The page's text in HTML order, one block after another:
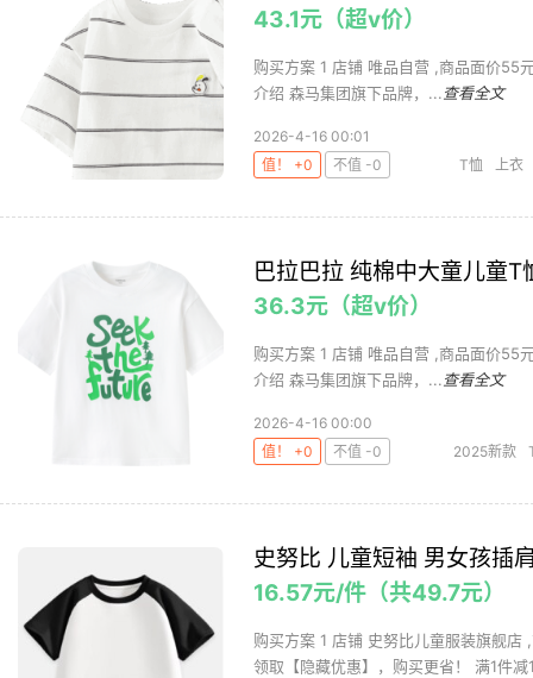
43.1元（超v价）
购买方案 1 店铺 唯品自营 ,商品面价55
介绍 森马集团旗下品牌，... 查看全文
2026-4-16 00:01
值！ +0
不值 -0 T恤 上衣
巴拉巴拉 纯棉中大童儿童
36.3元（超v价）
购买方案 1 店铺 唯品自营 ,商品面价
介绍 森马集团旗下品牌，... 查看全文
2026-4-16 00:00
值！ +0
不值 -0 2025新款
史努比 儿童短袖 男女孩插
16.57元/件（共49.7元）
购买方案 1 店铺 史努比儿童服装旗舰
领取【隐藏优惠】，购买更省！ 满1件减